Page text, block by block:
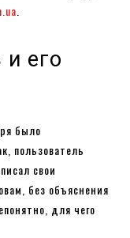
его
было
пользователь
свои
без объяснения
для чего